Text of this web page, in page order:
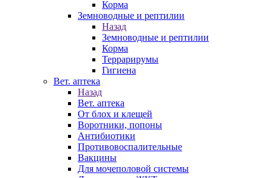
Корма
Земноводные и рептилии
Назад
Земноводные и рептилии
Корма
Террарирумы
Гигиена
Вет. аптека
Назад
Вет. аптека
От блох и клещей
Воротники, попоны
Антибиотики
Противовоспалительные
Вакцины
Для мочеполовой системы